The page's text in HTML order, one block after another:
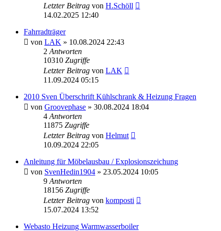
Letzter Beitrag von H.Schöll
14.02.2025 12:40
Fahrradträger
von LAK » 10.08.2024 22:43
2 Antworten
10310 Zugriffe
Letzter Beitrag von LAK
11.09.2024 05:15
2010 Sven Überschrift Kühlschrank & Heizung Fragen
von Groovephase » 30.08.2024 18:04
4 Antworten
11875 Zugriffe
Letzter Beitrag von Helmut
10.09.2024 22:05
Anleitung für Möbelausbau / Explosionszeichung
von SvenHedin1904 » 23.05.2024 10:05
9 Antworten
18156 Zugriffe
Letzter Beitrag von komposti
15.07.2024 13:52
Webasto Heizung Warmwasserboiler